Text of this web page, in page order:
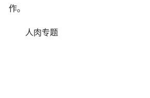
作。
人肉专题